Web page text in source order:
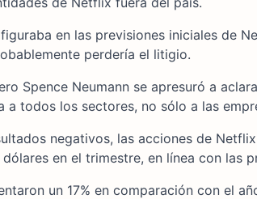
en las previsiones iniciales de
perdería el litigio.
Spence Neumann se apresuró a
a todos los sectores, no sólo a las
negativos, las acciones de
dólares en el trimestre, en línea con las
un 17% en comparación con el